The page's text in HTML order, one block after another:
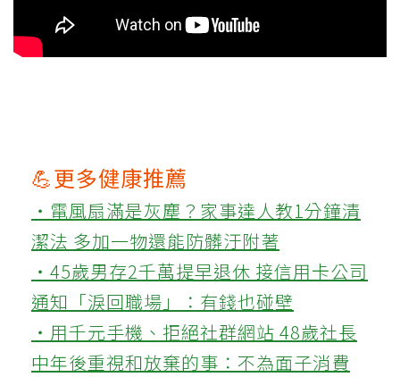
💪更多健康推薦
‧電風扇滿是灰塵？家事達人教1分鐘清
潔法 多加一物還能防髒汙附著
‧45歲男存2千萬提早退休 接信用卡公司
通知「淚回職場」：有錢也碰壁
‧用千元手機、拒絕社群網站 48歲社長
中年後重視和放棄的事：不為面子消費